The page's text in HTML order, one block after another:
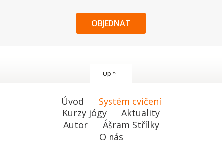
OBJEDNAT
Up ^
Úvod
Systém cvičení
Kurzy jógy
Aktuality
Autor
Ášram Střílky
O nás